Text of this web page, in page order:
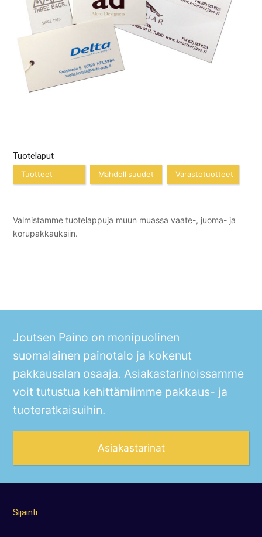
Tuotelaput
Tuotteet Mahdollisuudet Varastotuotteet
Valmistamme tuotelappuja muun muassa vaate-, juoma- ja
korupakkauksiin.
Joutsen Paino on monipuolinen
suomalainen painotalo ja kokenut
pakkausalan osaaja. Asiakastarinoissamme
voit tutustua kehittämiimme pakkaus- ja
tuoteratkaisuihin.
Asiakastarinat
Sijainti